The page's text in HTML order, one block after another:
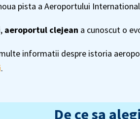
pista a Aeroportului
aeroportul clejean a cunoscut o
informatii despre istoria
.
De ce sa